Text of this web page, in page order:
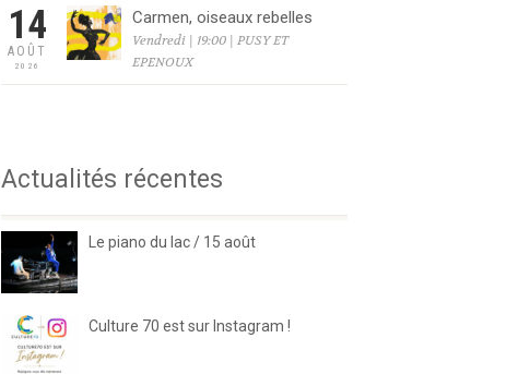
14
AOÛT
2026
Carmen, oiseaux rebelles
Vendredi | 19:00 | PUSY ET
EPENOUX
Actualités récentes
Le piano du lac / 15 août
Culture 70 est sur Instagram !